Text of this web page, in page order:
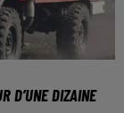
D’UNE DIZAINE